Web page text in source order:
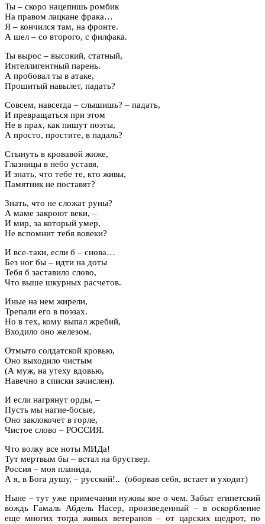
Ты – скоро нацепишь ромбик
На правом лацкане фрака…
Я – кончился там, на фронте.
А шел – со второго, с филфака.
Ты вырос – высокий, статный,
Интеллигентный парень.
А пробовал ты в атаке,
Прошитый навылет, падать?
Совсем, навсегда – слышишь? – падать,
И превращаться при этом
Не в прах, как пишут поэты,
А просто, простите, в падаль?
Стынуть в кровавой жиже,
Глазницы в небо уставя,
И знать, что тебе те, кто живы,
Памятник не поставят?
Знать, что не сложат руны?
А маме закроют веки, –
И мир, за который умер,
Не вспомнит тебя вовеки?
И все-таки, если б – снова…
Без ног бы – идти на доты
Тебя б заставило слово,
Что выше шкурных расчетов.
Иные на нем жирели,
Трепали его в поэзах.
Но в тех, кому выпал жребий,
Входило оно железом.
Отмыто солдатской кровью,
Оно выходило чистым
(А муж, на утеху вдовью,
Навечно в списки зачислен).
И если нагрянут орды, –
Пусть мы нагие-босые,
Оно заклокочет в горле,
Чистое слово – РОССИЯ.
Что волку все ноты МИДа!
Тут мертвым бы – встал на бруствер.
Россия – моя планида,
А я, в Бога душу, – русский!.. (оборвав себя, встает и уходит)
Ныне – тут уже примечания нужны кое о чем. Забыт египетский
вождь Гамаль Абдель Насер, произведенный – в оскорбление
еще многих тогда живых ветеранов – от царских щедрот, по